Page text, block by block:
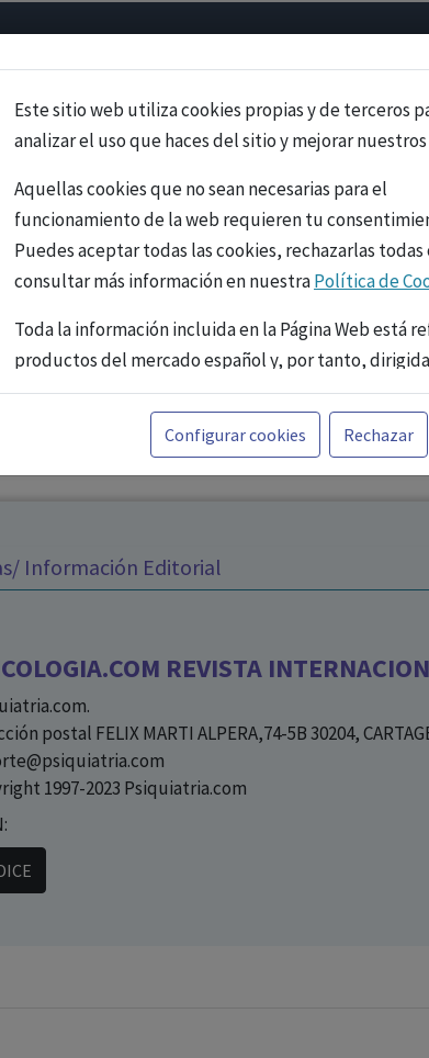
Este sitio web utiliza cookies propias y de terceros
analizar el uso que haces del sitio y mejorar nuestros
Aquellas cookies que no sean necesarias para el
funcionamiento de la web requieren tu
Puedes aceptar todas las cookies, rechazarlas todas
consultar más información en nuestraPolítica de
Toda la información incluida en la Página Web está
productos del mercado español y, por tanto,
profesionales sanitarios legalmente facultados para
prescribir o dispensar medicamentos con ejercicio
profesional. La información técnica de los fármacos
a título meramente informativo, siendo
a las necesidades del paciente.
Configurar cookies Rechazar
Información Editorial
REVISTA
postal FELIX MARTI ALPERA,74-5B 30204,
1997-2023 Psiquiatria.com